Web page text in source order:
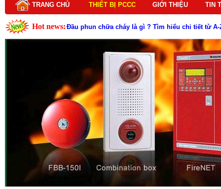
TRANG CHỦ THIẾT BỊ PCCC GIỚI THIỆU TIN
Hot news: Đầu phun chữa cháy là gì ? Tìm hiểu chi tiết từ A-
Lý do nên chọn hệ thống báo cháy Hochiki cho
Cách kiểm tra và bảo trì hệ thống báo cháy
Cấu tạo và nguyên lý hoạt động của báo cháy
Tìm hiểu chi tiết về hệ thống báo cháy Horing
Các loại thang dây thoát hiểm phổ biến trên thị
Thang dây thoát hiểm có tác dụng gì trong tình
Cấu tạo đầu phun chữa cháy trong hệ thống
Kim thu sét là gì? Cấu tạo, nguyên lý hoạt động
Đầu phun chữa cháy là gì và nguyên lý hoạt động